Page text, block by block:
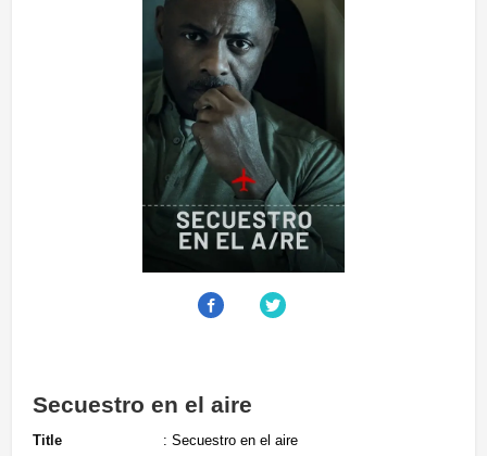
Secuestro en el aire
Title
: Secuestro en el aire